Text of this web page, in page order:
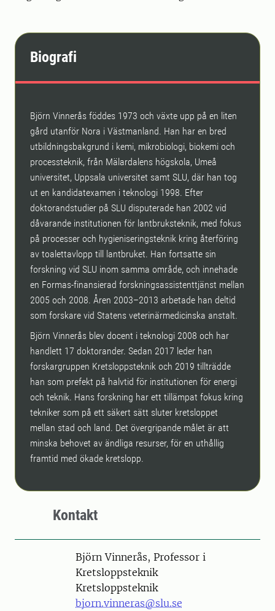
Biografi
Björn Vinnerås föddes 1973 och växte upp på en liten
gård utanför Nora i Västmanland. Han har en bred
utbildningsbakgrund i kemi, mikrobiologi, biokemi och
processteknik, från Mälardalens högskola, Umeå
universitet, Uppsala universitet samt SLU, där han tog
ut en kandidatexamen i teknologi 1998. Efter
doktorandstudier på SLU disputerade han 2002 vid
dåvarande institutionen för lantbruksteknik, med fokus
på processer och hygieniseringsteknik kring återföring
av toalettavlopp till lantbruket. Han fortsatte sin
forskning vid SLU inom samma område, och innehade
en Formas-finansierad forskningsassistenttjänst mellan
2005 och 2008. Åren 2003–2013 arbetade han deltid
som forskare vid Statens veterinärmedicinska anstalt.
Björn Vinnerås blev docent i teknologi 2008 och har
handlett 17 doktorander. Sedan 2017 leder han
forskargruppen Kretsloppsteknik och 2019 tillträdde
han som prefekt på halvtid för institutionen för energi
och teknik. Hans forskning har ett tillämpat fokus kring
tekniker som på ett säkert sätt sluter kretsloppet
mellan stad och land. Det övergripande målet är att
minska behovet av ändliga resurser, för en uthållig
framtid med ökade kretslopp.
Kontakt
PersonBjörn Vinnerås, Professor i
Kretsloppsteknik
Kretsloppsteknik
bjorn.vinneras@slu.se